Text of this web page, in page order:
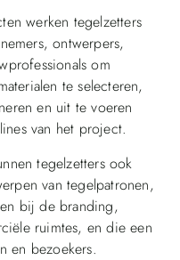
werken tegelzetters
ontwerpers,
om
te selecteren,
en uit te voeren
van het project.
tegelzetters ook
van tegelpatronen,
bij de branding,
ruimtes, en die een
en bezoekers.